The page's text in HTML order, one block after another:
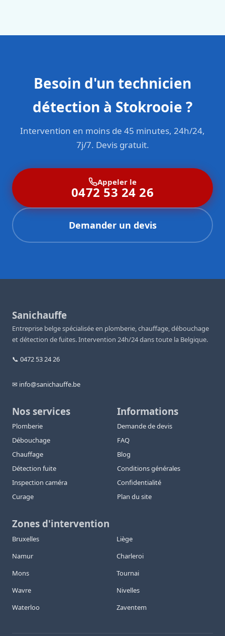
Besoin d'un technicien
détection à Stokrooie ?
Intervention en moins de 45 minutes, 24h/24,
7j/7. Devis gratuit.
Appeler le
0472 53 24 26
Demander un devis
Sanichauffe
Entreprise belge spécialisée en plomberie, chauffage, débouchage
et détection de fuites. Intervention 24h/24 dans toute la Belgique.
📞 0472 53 24 26
✉ info@sanichauffe.be
Nos services
Plomberie
Débouchage
Chauffage
Détection fuite
Inspection caméra
Curage
Informations
Demande de devis
FAQ
Blog
Conditions générales
Confidentialité
Plan du site
Zones d'intervention
Bruxelles
Liège
Namur
Charleroi
Mons
Tournai
Wavre
Nivelles
Waterloo
Zaventem